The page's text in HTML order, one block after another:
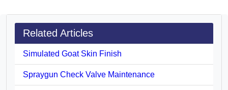
Related Articles
Simulated Goat Skin Finish
Spraygun Check Valve Maintenance